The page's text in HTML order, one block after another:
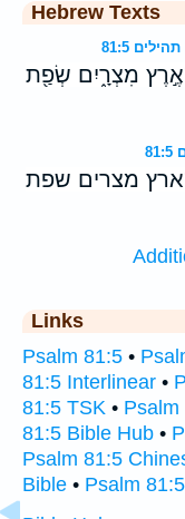
Hebrew Texts
מִצְרָ֑יִם שְׂפַ֖ת
מצרים שפת
Links
Psalm 81:5 •
81:5 Interlinear •
81:5 TSK •
81:5 Bible Hub •
Psalm 81:5
Bible • Psalm